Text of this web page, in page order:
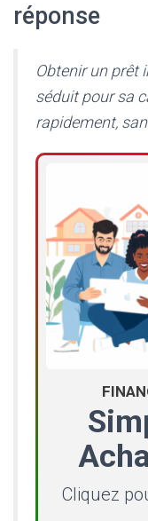
réponse
Obtenir un prêt
séduit pour sa
rapidement,
Cliquez